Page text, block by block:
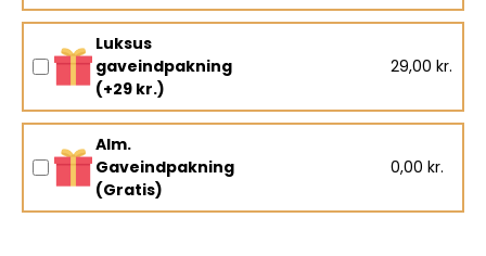
Luksus
gaveindpakning
(+29 kr.)
29,00 kr.
Alm.
Gaveindpakning
(Gratis)
0,00 kr.